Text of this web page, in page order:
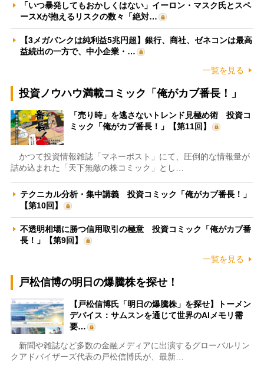
「いつ暴発してもおかしくはない」イーロン・マスク氏とスペ
ースXが抱えるリスクの数々「絶対…
【3メガバンクは純利益5兆円超】銀行、商社、ゼネコンは最高
益続出の一方で、中小企業・…
一覧を見る
投資ノウハウ満載コミック「俺がカブ番長！」
「売り時」を逃さないトレンド見極め術 投資コ
ミック「俺がカブ番長！」【第11回】
かつて投資情報雑誌「マネーポスト」にて、圧倒的な情報量が
詰め込まれた「天下無敵の株コミック」とし…
テクニカル分析・集中講義 投資コミック「俺がカブ番長！」
【第10回】
不透明相場に勝つ信用取引の極意 投資コミック「俺がカブ番
長！」【第9回】
一覧を見る
戸松信博の明日の爆騰株を探せ！
【戸松信博氏「明日の爆騰株」を探せ】トーメン
デバイス：サムスンを通じて世界のAIメモリ需
要…
新聞や雑誌など多数の金融メディアに出演するグローバルリン
クアドバイザーズ代表の戸松信博氏が、最新…